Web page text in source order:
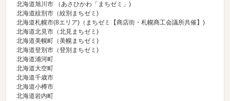
北海道旭川市 （あさひかわ「まちゼミ」)
北海道紋別市（紋別まちゼミ)
北海道札幌市(8エリア)（ まちゼミ【商店街・札幌商工会議所共催】)
北海道北見市（北見まちゼミ)
北海道美幌町（美幌まちゼミ)
北海道登別市（登別まちゼミ)
北海道浦河町
北海道大空町
北海道千歳市
北海道小樽市
北海道岩内町